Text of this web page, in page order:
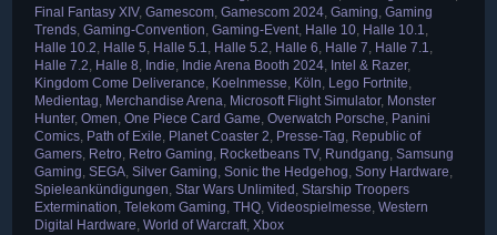
Final Fantasy XIV, Gamescom, Gamescom 2024, Gaming, Gaming
Trends, Gaming-Convention, Gaming-Event, Halle 10, Halle 10.1,
Halle 10.2, Halle 5, Halle 5.1, Halle 5.2, Halle 6, Halle 7, Halle 7.1,
Halle 7.2, Halle 8, Indie, Indie Arena Booth 2024, Intel & Razer,
Kingdom Come Deliverance, Koelnmesse, Köln, Lego Fortnite,
Medientag, Merchandise Arena, Microsoft Flight Simulator, Monster
Hunter, Omen, One Piece Card Game, Overwatch Porsche, Panini
Comics, Path of Exile, Planet Coaster 2, Presse-Tag, Republic of
Gamers, Retro, Retro Gaming, Rocketbeans TV, Rundgang, Samsung
Gaming, SEGA, Silver Gaming, Sonic the Hedgehog, Sony Hardware,
Spieleankündigungen, Star Wars Unlimited , Starship Troopers
Extermination, Telekom Gaming, THQ, Videospielmesse, Western
Digital Hardware, World of Warcraft, Xbox